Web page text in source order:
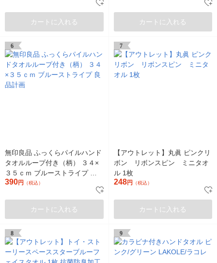
カートに入れる カートに入れる
6
無印良品 ふっくらパイルハンド
タオルループ付き（柄） ３４×
３５ｃｍ ブルーストライプ 良
品計画
390円 （税込）
カートに入れる
7
【アウトレット】丸眞 ピンクリ
ボン リボンスピン ミニタオ
ル 1枚
248円 （税込）
カートに入れる
8 9